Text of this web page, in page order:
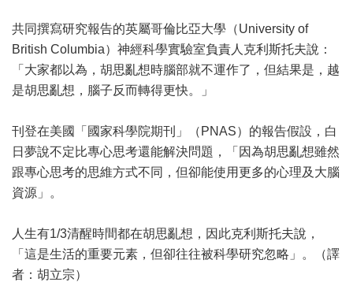
共同撰寫研究報告的英屬哥倫比亞大學（University of
British Columbia）神經科學實驗室負責人克利斯托夫說：
「大家都以為，胡思亂想時腦部就不運作了，但結果是，越
是胡思亂想，腦子反而轉得更快。」
刊登在美國「國家科學院期刊」（PNAS）的報告假設，白
日夢說不定比專心思考還能解決問題，「因為胡思亂想雖然
跟專心思考的思維方式不同，但卻能使用更多的心理及大腦
資源」。
人生有1/3清醒時間都在胡思亂想，因此克利斯托夫說，
「這是生活的重要元素，但卻往往被科學研究忽略」。（譯
者：胡立宗）